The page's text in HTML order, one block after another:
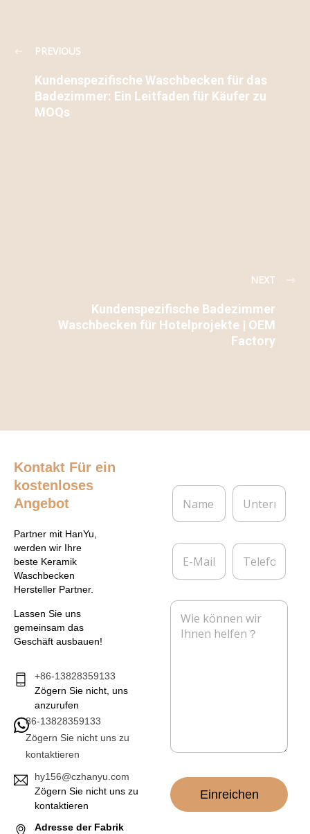
PREVIOUS
Kundenspezifische Waschbecken für das
Badezimmer: Ein Leitfaden für Käufer zu
MOQs
NEXT
Kundenspezifische Badezimmer
Waschbecken für Hotelprojekte | OEM
Factory
Kontakt Für ein
kostenloses
Angebot
Partner mit HanYu,
werden wir Ihre
beste Keramik
Waschbecken
Hersteller Partner.
Lassen Sie uns
gemeinsam das
Geschäft ausbauen!
+86-13828359133
Zögern Sie nicht, uns
anzurufen
86-13828359133
Zögern Sie nicht uns zu
kontaktieren
hy156@czhanyu.com
Zögern Sie nicht uns zu
kontaktieren
Adresse der Fabrik
N
m
*
U
t
r
e
h
m
n
E
M
i
T
l
f
o
n
N
Einreichen